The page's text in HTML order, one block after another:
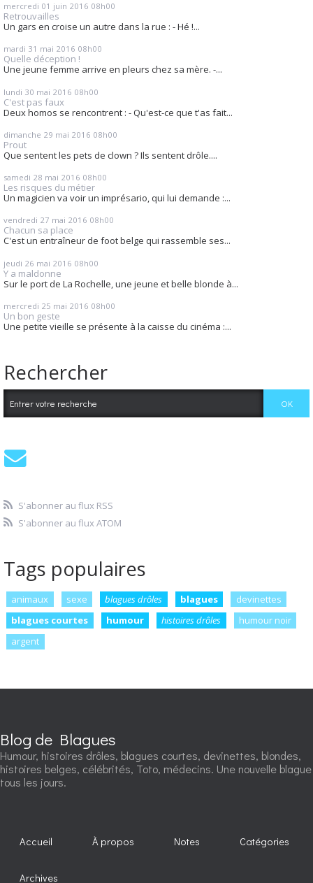
mercredi 01 juin 2016 08h00
Retrouvailles
Un gars en croise un autre dans la rue : - Hé !...
mardi 31 mai 2016 08h00
Quelle déception !
Une jeune femme arrive en pleurs chez sa mère. -...
lundi 30 mai 2016 08h00
C'est pas faux
Deux homos se rencontrent : - Qu'est-ce que t'as fait...
dimanche 29 mai 2016 08h00
Prout
Que sentent les pets de clown ? Ils sentent drôle....
samedi 28 mai 2016 08h00
Les risques du métier
Un magicien va voir un imprésario, qui lui demande :...
vendredi 27 mai 2016 08h00
Chacun sa place
C'est un entraîneur de foot belge qui rassemble ses...
jeudi 26 mai 2016 08h00
Y a maldonne
Sur le port de La Rochelle, une jeune et belle blonde à...
mercredi 25 mai 2016 08h00
Un bon geste
Une petite vieille se présente à la caisse du cinéma :...
Rechercher
S'abonner au flux RSS
S'abonner au flux ATOM
Tags populaires
animaux sexe blagues drôles blagues
devinettes
blagues courtes
humour histoires drôles
humour noir
argent
Blog de Blagues
Humour, histoires drôles, blagues courtes, devinettes, blondes,
histoires belges, célébrités, Toto, médecins. Une nouvelle blague
tous les jours.
Accueil À propos Notes Catégories
Archives